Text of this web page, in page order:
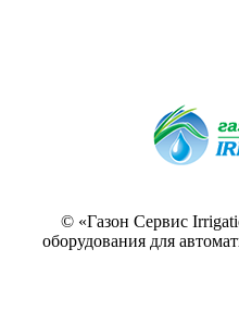
© «Газон Сервис
оборудования для